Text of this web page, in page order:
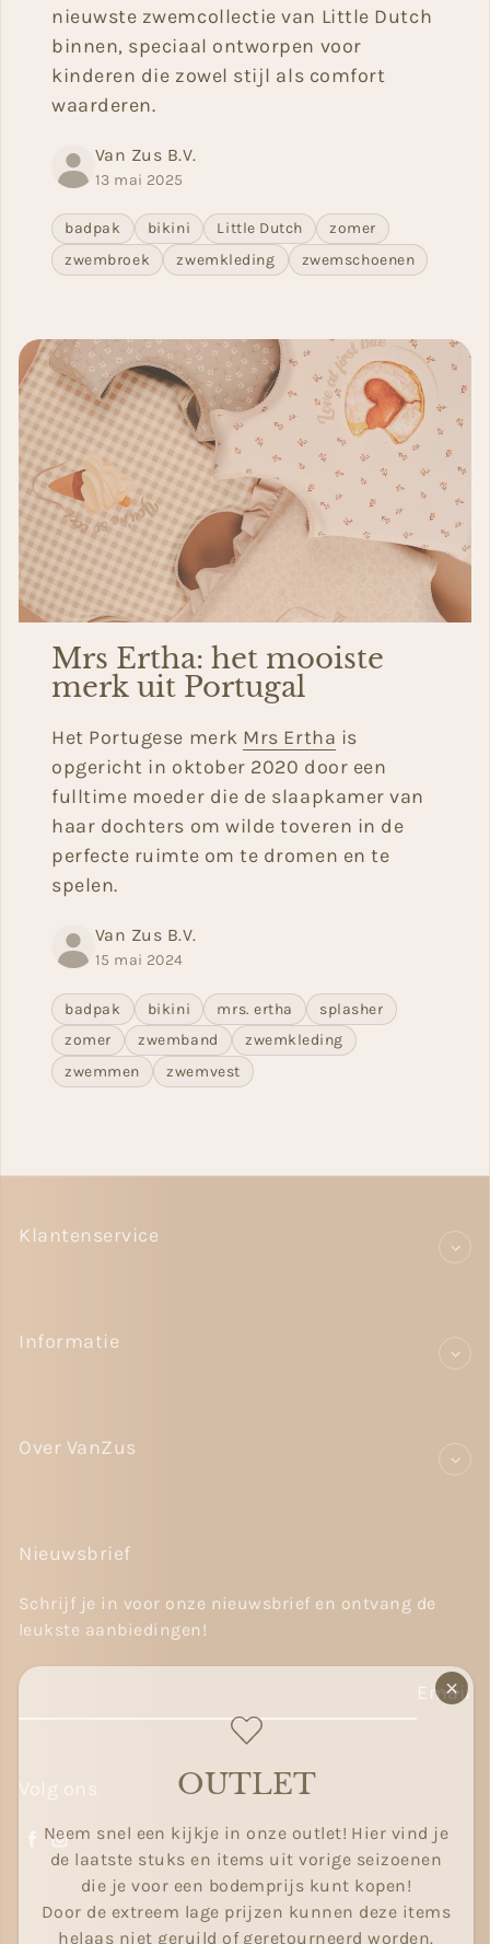
nieuwste zwemcollectie van Little Dutch
binnen, speciaal ontworpen voor
kinderen die zowel stijl als comfort
waarderen.
Van Zus B.V.
13 mai 2025
badpak bikini Little Dutch
zomer
zwembroek
zwemkleding zwemschoenen
Mrs Ertha: het mooiste
merk uit Portugal
Het Portugese merk Mrs Ertha is
opgericht in oktober 2020 door een
fulltime moeder die de slaapkamer van
haar dochters om wilde toveren in de
perfecte ruimte om te dromen en te
spelen.
Van Zus B.V.
15 mai 2024
badpak bikini mrs. ertha
splasher
zomer
zwemband
zwemkleding
zwemmen
zwemvest
Klantenservice
Informatie
Over VanZus
Nieuwsbrief
Schrijf je in voor onze nieuwsbrief en ontvang de
leukste aanbiedingen!
Email
Volg ons
Facebook
Instagram
OUTLET
Neem snel een kijkje in onze outlet! Hier vind je
de laatste stuks en items uit vorige seizoenen
die je voor een bodemprijs kunt kopen!
Door de extreem lage prijzen kunnen deze items
helaas niet geruild of geretourneerd worden.